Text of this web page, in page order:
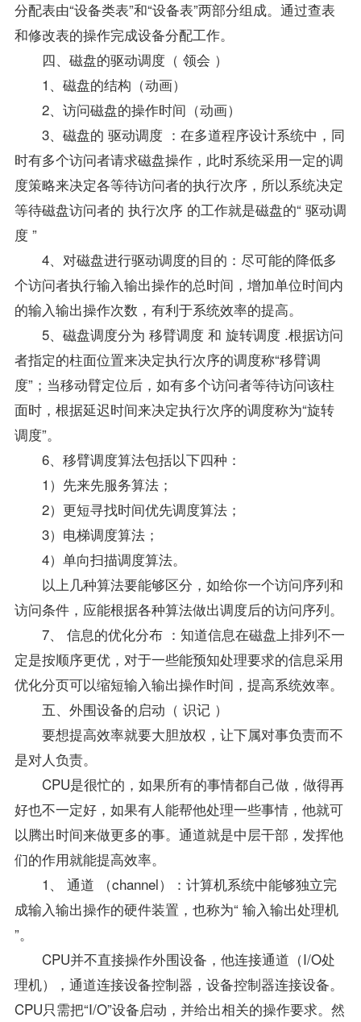
分配表由“设备类表”和“设备表”两部分组成。通过查表
和修改表的操作完成设备分配工作。
四、磁盘的驱动调度（ 领会 ）
1、磁盘的结构（动画）
2、访问磁盘的操作时间（动画）
3、磁盘的 驱动调度 ：在多道程序设计系统中，同
时有多个访问者请求磁盘操作，此时系统采用一定的调
度策略来决定各等待访问者的执行次序，所以系统决定
等待磁盘访问者的 执行次序 的工作就是磁盘的“ 驱动调
度 ”
4、对磁盘进行驱动调度的目的：尽可能的降低多
个访问者执行输入输出操作的总时间，增加单位时间内
的输入输出操作次数，有利于系统效率的提高。
5、磁盘调度分为 移臂调度 和 旋转调度 .根据访问
者指定的柱面位置来决定执行次序的调度称“移臂调
度”；当移动臂定位后，如有多个访问者等待访问该柱
面时，根据延迟时间来决定执行次序的调度称为“旋转
调度”。
6、移臂调度算法包括以下四种：
1）先来先服务算法；
2）更短寻找时间优先调度算法；
3）电梯调度算法；
4）单向扫描调度算法。
以上几种算法要能够区分，如给你一个访问序列和
访问条件，应能根据各种算法做出调度后的访问序列。
7、 信息的优化分布 ：知道信息在磁盘上排列不一
定是按顺序更优，对于一些能预知处理要求的信息采用
优化分页可以缩短输入输出操作时间，提高系统效率。
五、外围设备的启动（ 识记 ）
要想提高效率就要大胆放权，让下属对事负责而不
是对人负责。
CPU是很忙的，如果所有的事情都自己做，做得再
好也不一定好，如果有人能帮他处理一些事情，他就可
以腾出时间来做更多的事。通道就是中层干部，发挥他
们的作用就能提高效率。
1、 通道 （channel）：计算机系统中能够独立完
成输入输出操作的硬件装置，也称为“ 输入输出处理机
”。
CPU并不直接操作外围设备，他连接通道（I/O处
理机），通道连接设备控制器，设备控制器连接设备。
CPU只需把“I/O”设备启动，并给出相关的操作要求。然